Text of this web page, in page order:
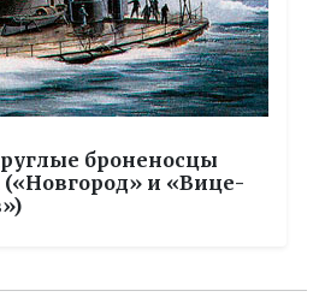
броненосцы
(«Новгород» и «Вице-